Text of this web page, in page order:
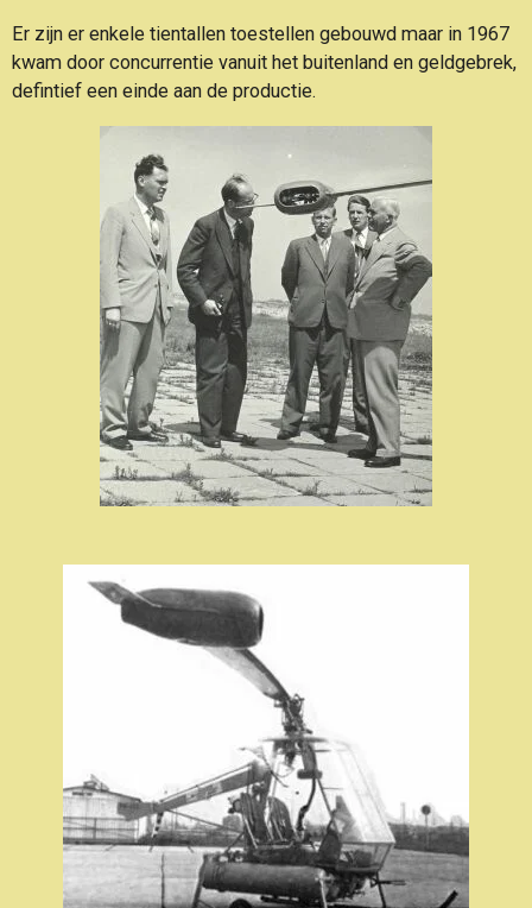
Er zijn er enkele tientallen toestellen gebouwd maar in 1967
kwam door concurrentie vanuit het buitenland en geldgebrek,
defintief een einde aan de productie.